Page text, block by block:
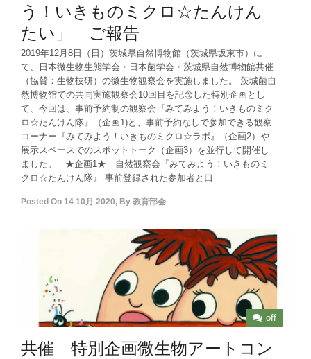
う！いきものミクロ☆たんけん
たい」 ご報告
2019年12月8日（日）茨城県自然博物館（茨城県坂東市）に
て、日本微生物生態学会・日本菌学会・茨城県自然博物館共催
（協賛：生物技研）の微生物観察会を実施しました。 茨城菌自
然博物館での共同実施観察会10回目を記念した特別企画とし
て、今回は、事前予約制の観察会『みてみよう！いきものミク
ロ☆たんけん隊』（企画1)と、事前予約なしで参加できる観察
コーナー『みてみよう！いきものミクロ☆ラボ』（企画2）や
展示スペースでのスポットトーク（企画3）を並行して開催し
ました。 ★企画1★ 自然観察会『みてみよう！いきものミ
クロ☆たんけん隊』 事前登録された参加者と口
Posted On 14 10月 2020, By 教育部会
off
共催 特別企画微生物アートコン